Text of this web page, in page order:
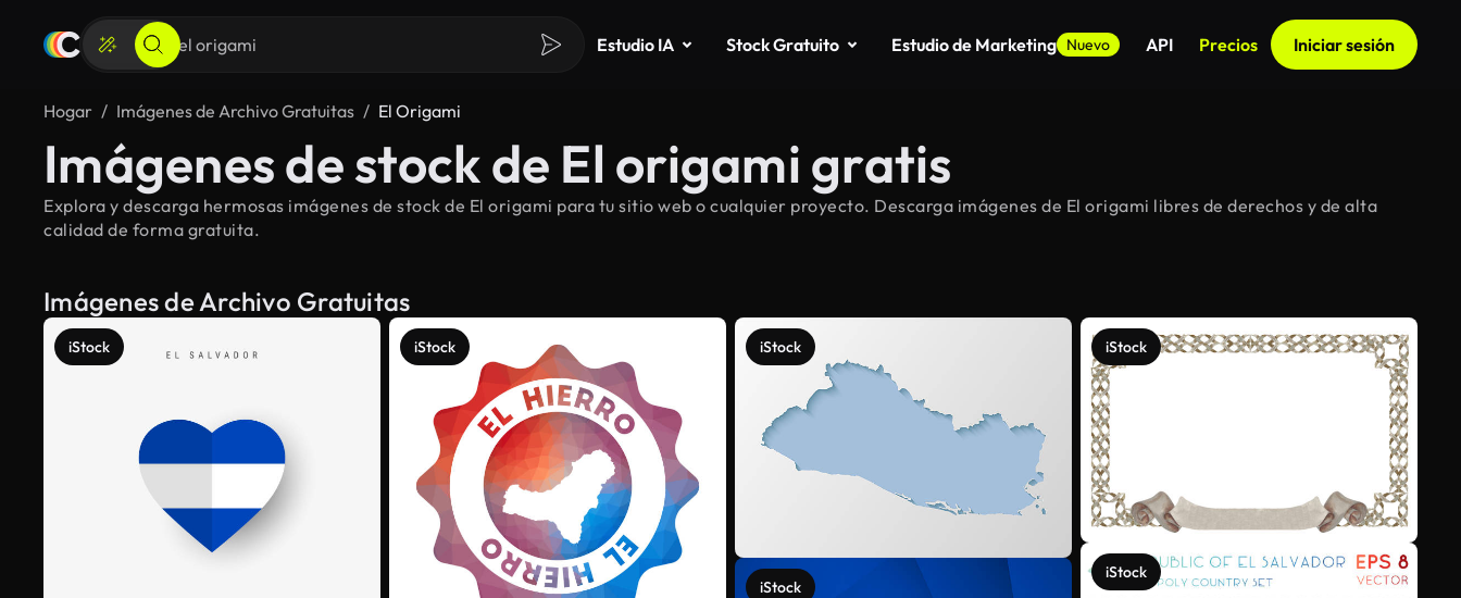
Estudio IA Stock Gratuito Estudio de Marketing Nuevo API Precios Iniciar sesión
Hogar Imágenes de Archivo Gratuitas El Origami
Imágenes de stock de El origami gratis
Explora y descarga hermosas imágenes de stock de El origami para tu sitio web o cualquier proyecto. Descarga imágenes de El origami libres de derechos y de alta
calidad de forma gratuita.
Imágenes de Archivo Gratuitas
iStock iStock iStock
iStock
iStock
iStock